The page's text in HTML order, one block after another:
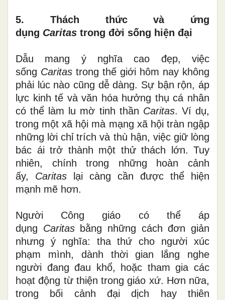
5. Thách thức và ứng
dụng Caritas trong đời sống hiện đại
Dẫu mang ý nghĩa cao đẹp, việc
sống Caritas trong thế giới hôm nay không
phải lúc nào cũng dễ dàng. Sự bận rộn, áp
lực kinh tế và văn hóa hưởng thụ cá nhân
có thể làm lu mờ tinh thần Caritas. Ví dụ,
trong một xã hội mà mạng xã hội tràn ngập
những lời chỉ trích và thù hận, việc giữ lòng
bác ái trở thành một thử thách lớn. Tuy
nhiên, chính trong những hoàn cảnh
ấy, Caritas lại càng cần được thể hiện
mạnh mẽ hơn.
Người Công giáo có thể áp
dụng Caritasbằng những cách đơn giản
nhưng ý nghĩa: tha thứ cho người xúc
phạm mình, dành thời gian lắng nghe
người đang đau khổ, hoặc tham gia các
hoạt động từ thiện trong giáo xứ. Hơn nữa,
trong bối cảnh đại dịch hay thiên